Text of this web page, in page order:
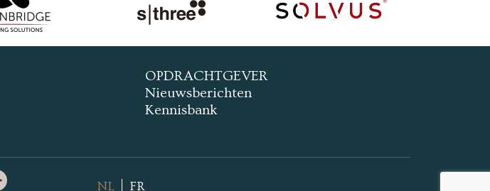
OPDRACHTGEVER
Nieuwsberichten
Kennisbank
NL FR